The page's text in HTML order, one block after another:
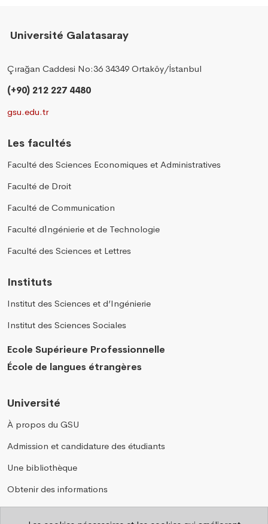
Université Galatasaray
Çırağan Caddesi No:36 34349 Ortaköy/İstanbul
(+90) 212 227 4480
gsu.edu.tr
Les facultés
Faculté des Sciences Economiques et Administratives
Faculté de Droit
Faculté de Communication
Faculté d´Ingénierie et de Technologie
Faculté des Sciences et Lettres
Instituts
Institut des Sciences et d’Ingénierie
Institut des Sciences Sociales
Ecole Supérieure Professionnelle
École de langues étrangères
Université
À propos du GSU
Admission et candidature des étudiants
Une bibliothèque
Obtenir des informations
Annuaire téléphonique